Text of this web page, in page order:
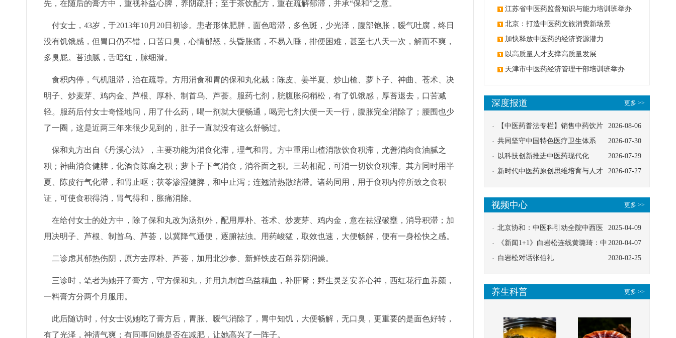
先，在随后的膏方中，重视补益心脾，养阴疏肝；至于茶饮配方，重在疏解郁滞，并承“保和”之意。
付女士，43岁，于2013年10月20日初诊。患者形体肥胖，面色暗滞，多色斑，少光泽，腹部饱胀，嗳气吐腐，终日
没有饥饿感，但胃口仍不错，口苦口臭，心情郁怒，头昏胀痛，不易入睡，排便困难，甚至七八天一次，解而不爽，
多臭屁。苔浊腻，舌暗红，脉细滑。
食积内停，气机阻滞，治在疏导。方用消食和胃的保和丸化裁：陈皮、姜半夏、炒山楂、萝卜子、神曲、苍术、决
明子、炒麦芽、鸡内金、芦根、厚朴、制首乌、芦荟。服药七剂，脘腹胀闷稍松，有了饥饿感，厚苔退去，口苦减
轻。服药后付女士奇怪地问，用了什么药，喝一剂就大便畅通，喝完七剂大便一天一行，腹胀完全消除了；腰围也少
了一圈，这是近两三年来很少见到的，肚子一直就没有这么舒畅过。
保和丸方出自《丹溪心法》，主要功能为消食化滞，理气和胃。方中重用山楂消散饮食积滞，尤善消肉食油腻之
积；神曲消食健脾，化酒食陈腐之积；萝卜子下气消食，消谷面之积。三药相配，可消一切饮食积滞。其方同时用半
夏、陈皮行气化滞，和胃止呕；茯苓渗湿健脾，和中止泻；连翘清热散结滞。诸药同用，用于食积内停所致之食积
证，可使食积得消，胃气得和，胀痛消除。
在给付女士的处方中，除了保和丸改为汤剂外，配用厚朴、苍术、炒麦芽、鸡内金，意在祛湿破壅，消导积滞；加
用决明子、芦根、制首乌、芦荟，以冀降气通便，逐腑祛浊。用药峻猛，取效也速，大便畅解，便有一身松快之感。
二诊虑其郁热伤阴，原方去厚朴、芦荟，加用北沙参、新鲜铁皮石斛养阴润燥。
三诊时，笔者为她开了膏方，守方保和丸，并用九制首乌益精血，补肝肾；野生灵芝安养心神，西红花行血养颜，
一料膏方分两个月服用。
此后随访时，付女士说她吃了膏方后，胃胀、嗳气消除了，胃中知饥，大便畅解，无口臭，更重要的是面色好转，
有了光泽，神清气爽；有同事问她是否在减肥，让她高兴了一阵子。
办 江苏省中医药监督知识与能力培训班举办
北京：打造中医药文旅消费新场景
加快释放中医药的经济资源潜力
以高质量人才支撑高质量发展
天津市中医药经济管理干部培训班举办
更多 >>
深度报道
2026-08-06
【中医药普法专栏】销售中药饮片
应告知煎服方法及注意事项
2026-07-30
共同坚守中国特色医疗卫生体系
2026-07-29
以科技创新推进中医药现代化
2026-07-27
新时代中医药原创思维培育与人才
更多 >>
视频中心
2025-04-09
北京协和：中医科引动全院中西医
协同
2020-04-07
《新闻1+1》白岩松连线黄璐琦：中
医救治的临床效果
2020-02-25
白岩松对话张伯礼
更多 >>
养生科普